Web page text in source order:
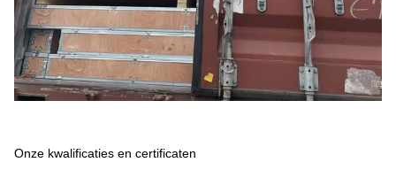
Onze kwalificaties en certificaten